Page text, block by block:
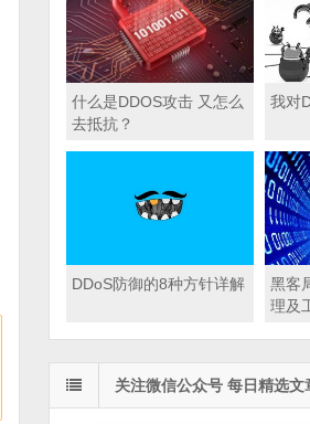
什么是DDOS攻击 又怎么
去抵抗？
我对
DDoS防御的8种方针详解
黑客
理及
关注微信公众号 每日精选文